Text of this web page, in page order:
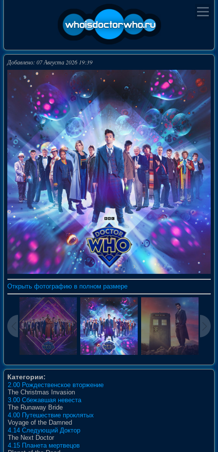
Добавлено: 07 Августа 2026 19:39
Открыть фотографию в полном размере
Категории:
2.00 Рождественское вторжение
The Christmas Invasion
3.00 Сбежавшая невеста
The Runaway Bride
4.00 Путешествие проклятых
Voyage of the Damned
4.14 Следующий Доктор
The Next Doctor
4.15 Планета мертвецов